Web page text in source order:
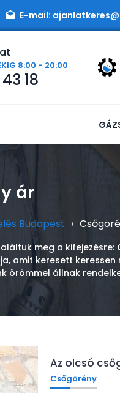
E-mail:
8:00 - 20:00
18
ár
Budapest ›
meg a kifejezésre:
amit keresett
örömmel állnak
Az olcsó
Csőgörény